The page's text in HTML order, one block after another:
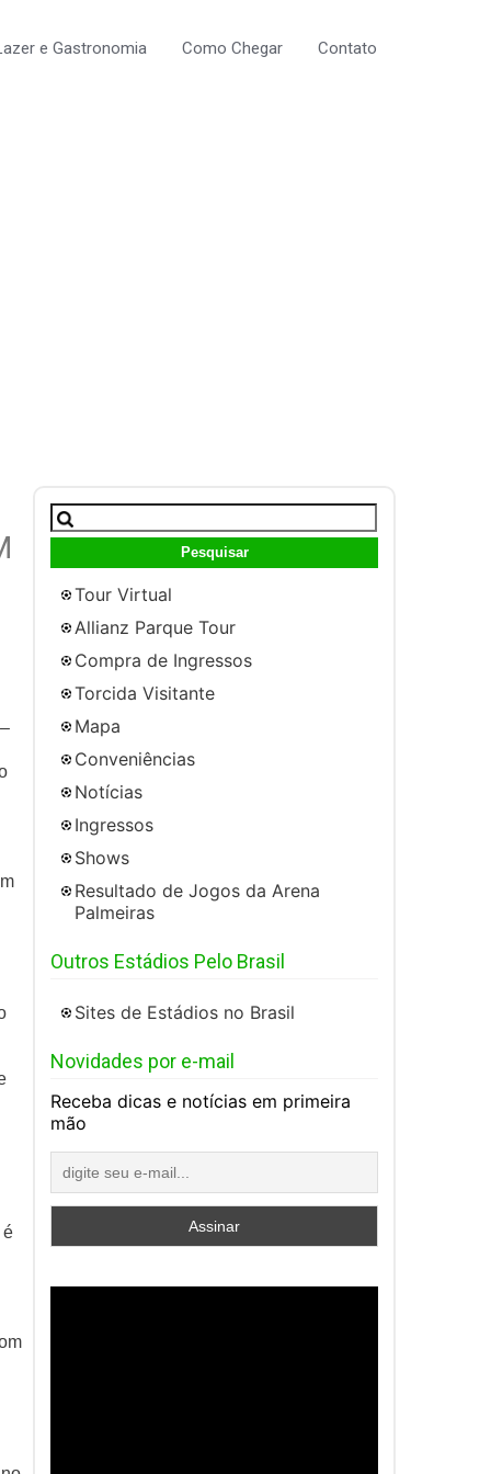
e Gastronomia Como Chegar Contato
é
Pesquisar
por:
Tour Virtual
Allianz Parque Tour
Compra de Ingressos
Torcida Visitante
Mapa
Conveniências
Notícias
Ingressos
Shows
Resultado de Jogos da Arena
Palmeiras
Outros Estádios Pelo Brasil
Sites de Estádios no Brasil
Novidades por e-mail
Receba dicas e notícias em primeira
mão